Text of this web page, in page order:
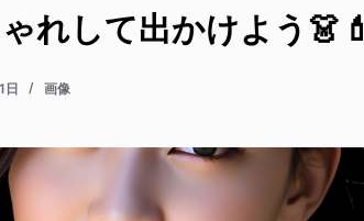
れして出かけよう👗💄
日 画像